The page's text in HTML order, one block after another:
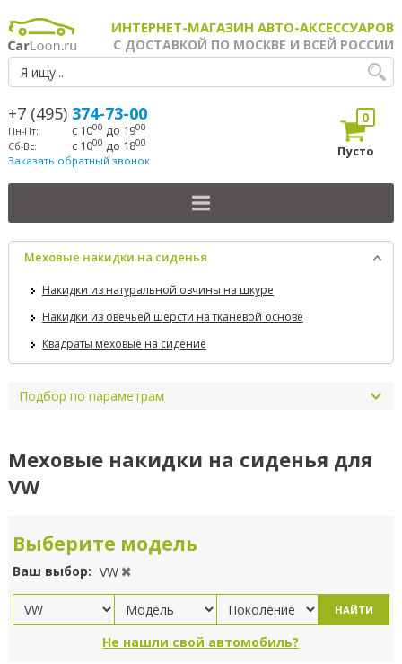
ИНТЕРНЕТ-МАГАЗИН АВТО-АКСЕССУАРОВ
С ДОСТАВКОЙ ПО МОСКВЕ И ВСЕЙ РОССИИ
+7 (495) 374-73-00
Пн-Пт: с 1000 до 1900
Сб-Вс: с 1000 до 1800
Заказать обратный звонок
0
Пусто
Меховые накидки на сиденья
Накидки из натуральной овчины на шкуре
Накидки из овечьей шерсти на тканевой основе
Квадраты меховые на сидение
Подбор по параметрам
Меховые накидки на сиденья для
VW
Выберите модель
Ваш выбор: VW
НАЙТИ
Не нашли свой автомобиль?